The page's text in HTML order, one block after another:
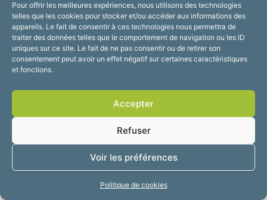
Pour offrir les meilleures expériences, nous utilisons des technologies
telles que les cookies pour stocker et/ou accéder aux informations des
appareils. Le fait de consentir à ces technologies nous permettra de
traiter des données telles que le comportement de navigation ou les ID
uniques sur ce site. Le fait de ne pas consentir ou de retirer son
consentement peut avoir un effet négatif sur certaines caractéristiques
et fonctions.
Accepter
Refuser
Voir les préférences
Politique de cookies
Du lundi au vendredi :
de 8h30 à 12h et de 13h30 à 17h30
Suivez-nous !
Mentions légales
Plan du site
Confidentialité
2025 © Propulsé par
Utopia